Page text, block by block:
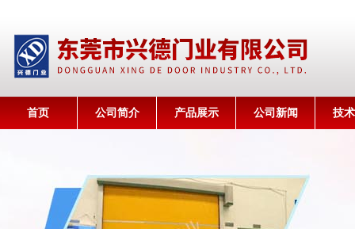
首页 公司简介 产品展示 公司新闻 技